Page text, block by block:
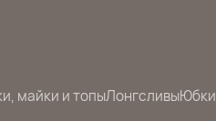
майки и топыЛонгсливыЮбки